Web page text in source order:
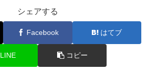
シェアする
Facebook はてブ
LINE コピー